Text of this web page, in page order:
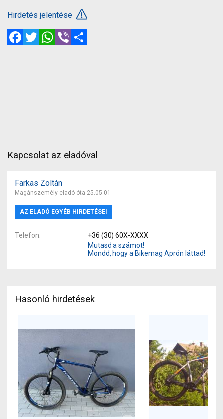
Hirdetés jelentése
FacebookTwitterWhatsApp
Viber
Kapcsolat az eladóval
Farkas Zoltán
Magánszemély eladó óta 25.05.01
AZ ELADÓ EGYÉB HIRDETÉSEI
Telefon
+36 (30) 60X-XXXX
Mutasd a számot!
Mondd, hogy a Bikemag Aprón láttad!
Hasonló hirdetések